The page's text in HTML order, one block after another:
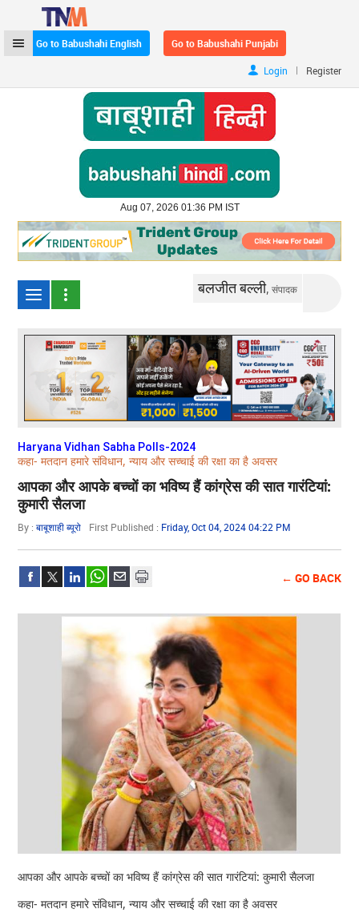
Go to Babushahi English Go to Babushahi Punjabi
Login | Register
Aug 07, 2026 01:36 PM IST
बलजीत बल्ली,संपादक
Haryana Vidhan Sabha Polls-2024
कहा- मतदान हमारे संविधान, न्याय और सच्चाई की रक्षा का है अवसर
आपका और आपके बच्चों का भविष्य हैं कांग्रेस की सात गारंटियां:
कुमारी सैलजा
By :बाबूशाही ब्यूरो First Published : Friday, Oct 04, 2024 04:22 PM
← GO BACK
आपका और आपके बच्चों का भविष्य हैं कांग्रेस की सात गारंटियां: कुमारी सैलजा
कहा- मतदान हमारे संविधान, न्याय और सच्चाई की रक्षा का है अवसर